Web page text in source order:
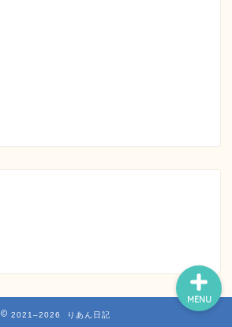
2021–2026 りあん日記
MENU
プライバシーポリシー・